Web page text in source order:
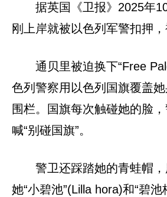
据英国《卫报》2025年
刚上岸就被以色列军警扣押，
通贝里被迫换下“Free
色列警察用以色列国旗覆盖
围栏。国旗每次触碰她的脸
喊“别碰国旗”。
警卫还踩踏她的青蛙帽
她“小碧池”(Lilla hora)和“碧池